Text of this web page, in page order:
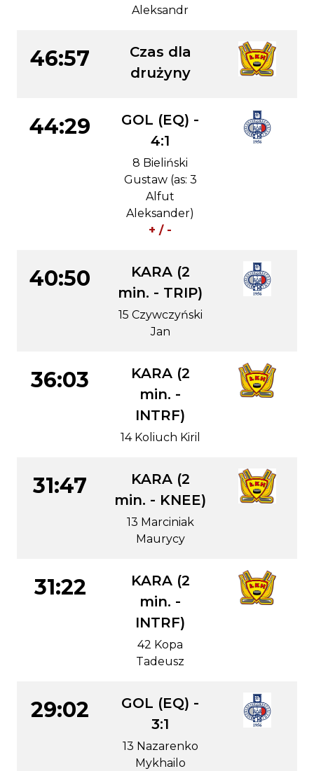
Aleksandr
46:57
Czas dla
drużyny
44:29
GOL (EQ) -
4:1
8 Bieliński
Gustaw (as: 3
Alfut
Aleksander)
+ / -
40:50
KARA (2
min. - TRIP)
15 Czywczyński
Jan
36:03
KARA (2
min. -
INTRF)
14 Koliuch Kiril
31:47
KARA (2
min. - KNEE)
13 Marciniak
Maurycy
31:22
KARA (2
min. -
INTRF)
42 Kopa
Tadeusz
29:02
GOL (EQ) -
3:1
13 Nazarenko
Mykhailo